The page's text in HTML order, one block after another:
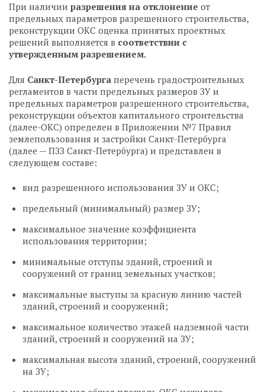
При наличии разрешения на отклонение от
предельных параметров разрешенного строительства,
реконструкции ОКС оценка принятых проектных
решений выполняется в соответствии с
утвержденным разрешением.
Для Санкт-Петербурга перечень градостроительных
регламентов в части предельных размеров ЗУ и
предельных параметров разрешенного строительства,
реконструкции объектов капитального строительства
(далее-ОКС) определен в Приложении №7 Правил
землепользования и застройки Санкт-Петербурга
(далее — ПЗЗ Санкт-Петербурга) и представлен в
следующем составе:
вид разрешенного использования ЗУ и ОКС;
предельный (минимальный) размер ЗУ;
максимальное значение коэффициента
использования территории;
минимальные отступы зданий, строений и
сооружений от границ земельных участков;
максимальные выступы за красную линию частей
зданий, строений и сооружений;
максимальное количество этажей надземной части
зданий, строений и сооружений на ЗУ;
максимальная высота зданий, строений, сооружений
на ЗУ;